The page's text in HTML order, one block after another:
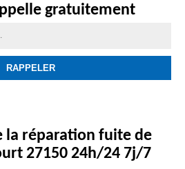
gratuitement
la réparation fuite de
27150 24h/24 7j/7